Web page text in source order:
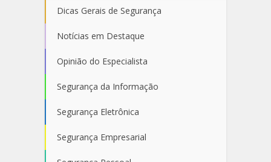
Dicas Gerais de Segurança
Notícias em Destaque
Opinião do Especialista
Segurança da Informação
Segurança Eletrônica
Segurança Empresarial